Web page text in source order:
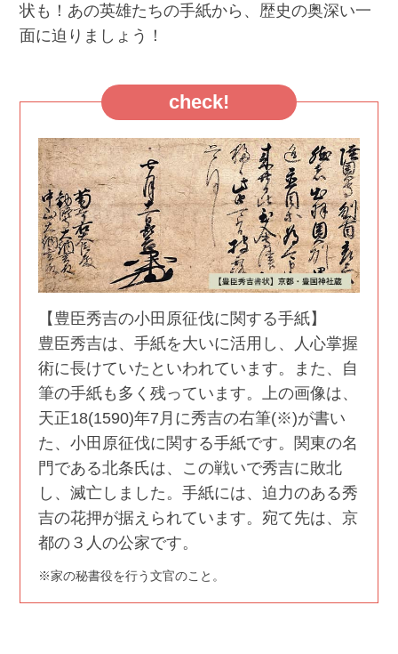
状も！あの英雄たちの手紙から、歴史の奥深い一
面に迫りましょう！
check!
【豊臣秀吉の小田原征伐に関する手紙】
豊臣秀吉は、手紙を大いに活用し、人心掌握
術に長けていたといわれています。また、自
筆の手紙も多く残っています。上の画像は、
天正18(1590)年7月に秀吉の右筆(※)が書い
た、小田原征伐に関する手紙です。関東の名
門である北条氏は、この戦いで秀吉に敗北
し、滅亡しました。手紙には、迫力のある秀
吉の花押が据えられています。宛て先は、京
都の３人の公家です。
家の秘書役を行う文官のこと。